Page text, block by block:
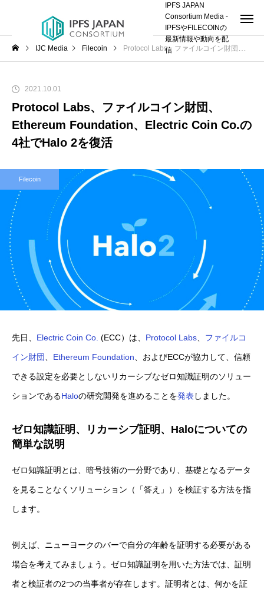
IPFS JAPAN
Consortium Media -
IPFSやFILECOINの
最新情報や動向を配
信
IJC Media Filecoin Protocol Labs、ファイルコイン財団、Ethereum Foundation、Electric Coin Co.の4社でHalo 2を復活
2021.10.01
Protocol Labs、ファイルコイン財団、
Ethereum Foundation、Electric Coin Co.の
4社でHalo 2を復活
Filecoin
先日、 Electric Coin Co. (ECC）は、 Protocol Labs ファイルコ
イン財団 Ethereum Foundation 、およびECCが協力して、信頼
できる設定を必要としないリカーシブなゼロ知識証明のソリュー
ションであるHaloの研究開発を進めることを発表 しました。
ゼロ知識証明、リカーシブ証明、Haloについての
簡単な説明
ゼロ知識証明とは、暗号技術の一分野であり、基礎となるデータ
を見ることなくソリューション（「答え」）を検証する方法を指
します。
例えば、ニューヨークのバーで自分の年齢を証明する必要がある
場合を考えてみましょう。ゼロ知識証明を用いた方法では、証明
者と検証者の2つの当事者が存在します。証明者とは、何かを証